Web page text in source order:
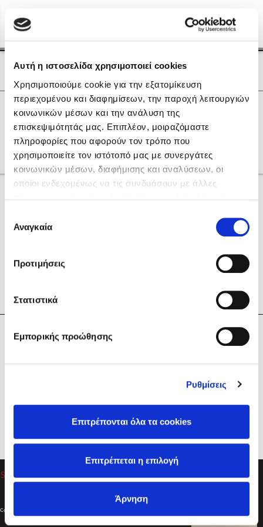
Αυτή η ιστοσελίδα χρησιμοποιεί cookies
Χρησιμοποιούμε cookie για την εξατομίκευση
περιεχομένου και διαφημίσεων, την παροχή λειτουργιών
κοινωνικών μέσων και την ανάλυση της
επισκεψιμότητάς μας. Επιπλέον, μοιραζόμαστε
πληροφορίες που αφορούν τον τρόπο που
χρησιμοποιείτε τον ιστότοπό μας με συνεργάτες
κοινωνικών μέσων, διαφήμισης και αναλύσεων, οι
οποίοι ενδεχομένως να τις συνδυάσουν με άλλες
των υπηρεσιών τους. Αν συνεχίσετε να χρησιμοποιείτε
την ιστοσελίδα μας, συναινείτε στη χρήση των cookies
συγκατάθεσης
Αναγκαία
Προτιμήσεις
Στατιστικά
Εμπορικής προώθησης
Ρυθμίσεις
Επιτρέπονται όλα τα cookies
Επιτρέπεται η επιλογή
Άρνηση
Δημοφιλή Βιβλία
Lidia Branković
Το ξενοδοχείο των συναισθημάτων
Sebastian Fitzek
Playlist
Στέφανος Ξενάκης
Φίλτρα
Οι Συγγραφείς μας
0 Αποτελέσματα
D I R Δ Θ Ξ Ο Π Υ Ψ
Υπηρεσίες
Βοήθεια
Ακολουθήστε μας
Copyright © 2026
Created by